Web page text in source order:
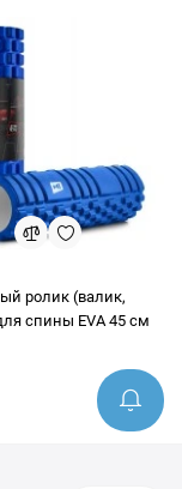
убедиться,
ролик (валик,
спины EVA 45 см